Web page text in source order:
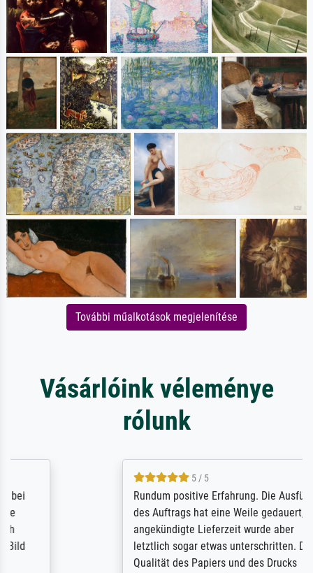
További műalkotások megjelenítése
Vásárlóink véleménye
rólunk
Rundum positive Erfahrung. Die Ausführung
des Auftrags hat eine Weile gedauert, die
angekündigte Lieferzeit wurde aber
letztlich sogar etwas unterschritten. Die
Qualität des Papiers und des Drucks